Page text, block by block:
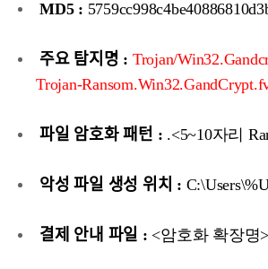
MD5 :
주요 탐지명 : Trojan/
Trojan-
파일 암호화 패턴 : .<5~10자리
악성 파일 생성 위치 :
결제 안내 파일 : <암호화 확장명